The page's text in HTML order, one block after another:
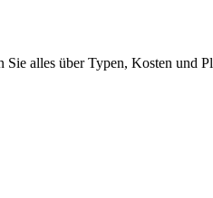
alles über Typen, Kosten und